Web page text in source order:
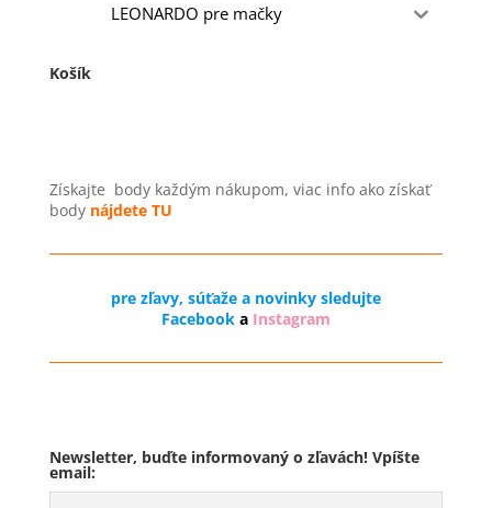
LEONARDO pre mačky
Košík
Získajte body každým nákupom, viac info ako získať
body nájdete TU
pre zľavy, súťaže a novinky sledujte
Facebook a Instagram
Newsletter, buďte informovaný o zľavách! Vpíšte
email: